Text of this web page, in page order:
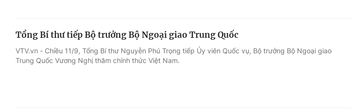
Tổng Bí thư tiếp Bộ trưởng Bộ Ngoại giao Trung Quốc
VTV.vn - Chiều 11/9, Tổng Bí thư Nguyễn Phú Trọng tiếp Ủy viên Quốc vụ, Bộ trưởng Bộ Ngoại giao
Trung Quốc Vương Nghị thăm chính thức Việt Nam.